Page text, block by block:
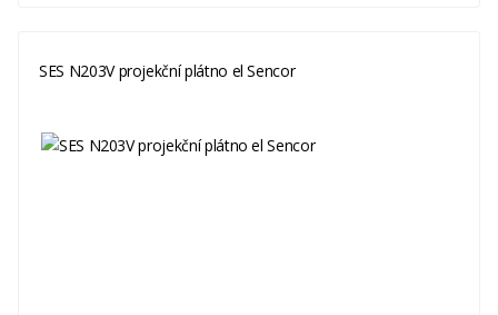
SES N203V projekční plátno el Sencor